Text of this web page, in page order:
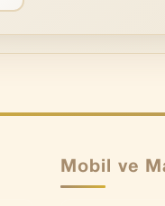
Mobil ve